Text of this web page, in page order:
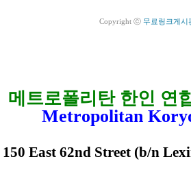
Copyright ⓒ 무료링크게시
메트로폴리탄 한인 연
Metropolitan
150 East 62nd Street (b/n